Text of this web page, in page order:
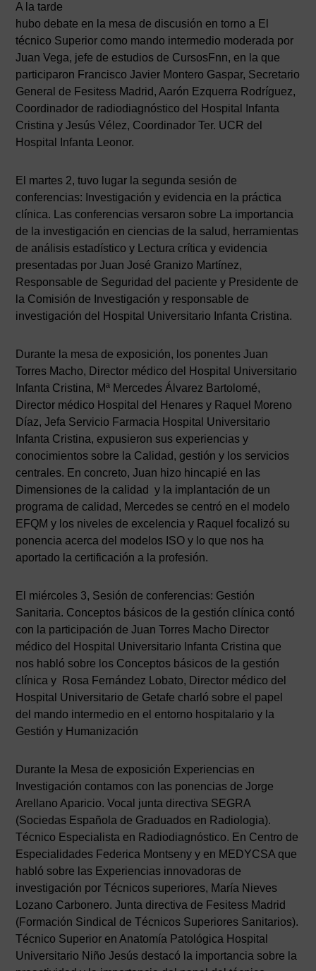
A la tarde
hubo debate en la mesa de discusión en torno a El
técnico Superior como mando intermedio moderada por
Juan Vega, jefe de estudios de CursosFnn, en la que
participaron Francisco Javier Montero Gaspar, Secretario
General de Fesitess Madrid, Aarón Ezquerra Rodríguez,
Coordinador de radiodiagnóstico del Hospital Infanta
Cristina y Jesús Vélez, Coordinador Ter. UCR del
Hospital Infanta Leonor.
El martes 2, tuvo lugar la segunda sesión de
conferencias: Investigación y evidencia en la práctica
clínica. Las conferencias versaron sobre La importancia
de la investigación en ciencias de la salud, herramientas
de análisis estadístico y Lectura crítica y evidencia
presentadas por Juan José Granizo Martínez,
Responsable de Seguridad del paciente y Presidente de
la Comisión de Investigación y responsable de
investigación del Hospital Universitario Infanta Cristina.
Durante la mesa de exposición, los ponentes Juan
Torres Macho, Director médico del Hospital Universitario
Infanta Cristina, Mª Mercedes Álvarez Bartolomé,
Director médico Hospital del Henares y Raquel Moreno
Díaz, Jefa Servicio Farmacia Hospital Universitario
Infanta Cristina, expusieron sus experiencias y
conocimientos sobre la Calidad, gestión y los servicios
centrales. En concreto, Juan hizo hincapié en las
Dimensiones de la calidad y la implantación de un
programa de calidad, Mercedes se centró en el modelo
EFQM y los niveles de excelencia y Raquel focalizó su
ponencia acerca del modelos ISO y lo que nos ha
aportado la certificación a la profesión.
El miércoles 3, Sesión de conferencias: Gestión
Sanitaria. Conceptos básicos de la gestión clínica contó
con la participación de Juan Torres Macho Director
médico del Hospital Universitario Infanta Cristina que
nos habló sobre los Conceptos básicos de la gestión
clínica y Rosa Fernández Lobato, Director médico del
Hospital Universitario de Getafe charló sobre el papel
del mando intermedio en el entorno hospitalario y la
Gestión y Humanización
Durante la Mesa de exposición Experiencias en
Investigación contamos con las ponencias de Jorge
Arellano Aparicio. Vocal junta directiva SEGRA
(Sociedas Española de Graduados en Radiologia).
Técnico Especialista en Radiodiagnóstico. En Centro de
Especialidades Federica Montseny y en MEDYCSA que
habló sobre las Experiencias innovadoras de
investigación por Técnicos superiores, María Nieves
Lozano Carbonero. Junta directiva de Fesitess Madrid
(Formación Sindical de Técnicos Superiores Sanitarios).
Técnico Superior en Anatomía Patológica Hospital
Universitario Niño Jesús destacó la importancia sobre la